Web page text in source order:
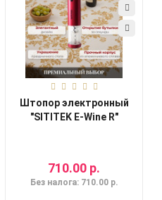
Штопор электронный
"SITITEK E-Wine R"
710.00 р.
Без налога: 710.00 р.